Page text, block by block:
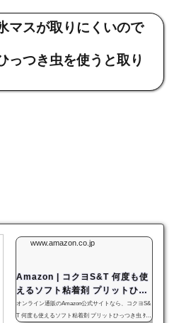
マスが取りにくいので
っつき虫を使うと取り
www.amazon.co.jp
Amazon | コクヨS&T 何度も使
えるソフト粘着剤 プリットひっ
つき虫 ﾀ-380N 【3個セット】 |
画びょう・ピン | 文房具・オフ
オンライン通販のAmazon公式サイトなら、コクヨS&
T 何度も使えるソフト粘着剤 プリットひっつき虫 ﾀ-3